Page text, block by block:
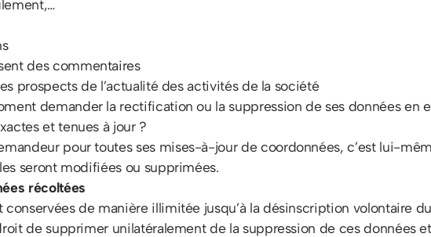
des commentaires
prospects de l’actualité des activités de la société
demander la rectification ou la suppression de ses données en
et tenues à jour ?
pour toutes ses mises-à-jour de coordonnées, c’est lui-
seront modifiées ou supprimées.
récoltées
conservées de manière illimitée jusqu’à la désinscription volontaire
de supprimer unilatéralement de la suppression de ces données